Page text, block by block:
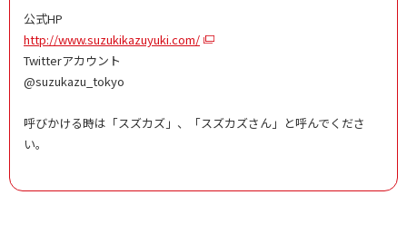
公式HP
http://www.suzukikazuyuki.com/
Twitterアカウント
@suzukazu_tokyo
呼びかける時は「スズカズ」、「スズカズさん」と呼んでくださ
い。